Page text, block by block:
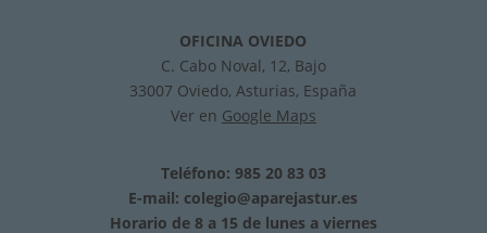
OFICINA OVIEDO
C. Cabo Noval, 12, Bajo
33007 Oviedo, Asturias, España
Ver en Google Maps
Teléfono: 985 20 83 03
E-mail: colegio@aparejastur.es
Horario de 8 a 15 de lunes a viernes